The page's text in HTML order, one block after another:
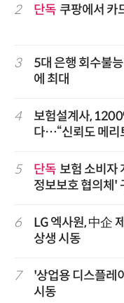
2 단독 쿠팡에서 카
3
5대 은행 회수불
에 최대
4
보험설계사,
다…“신뢰도 메리
5 단독 보험 소비자
정보보호 협의체'
6
LG 엑사원, 中企
상생 시동
7
'상업용 디스플레
시동